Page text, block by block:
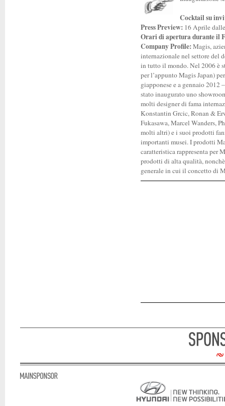
Cocktail su
Press Preview: 16 Aprile
Orari di apertura durante il
Company Profile:Magis,
internazionale nel settore del
in tutto il mondo.Nel 2006 è
per l’appunto Magis Japan)
giapponese e a gennaio 2012
stato inaugurato uno
molti designer di fama
Konstantin Grcic, Ronan &
Fukasawa, Marcel Wanders,
molti altri) e i suoi prodotti
importanti musei.I prodotti
caratteristica rappresenta per
prodotti di alta qualità,
generale in cui il concetto di